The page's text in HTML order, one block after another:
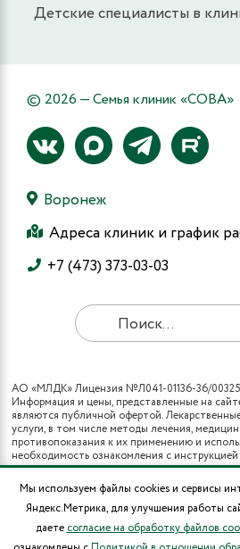
Детские специалисты в
© 2026 — Семья клиник «СОВА»
Воронеж
Адреса клиник и график
+7 (473) 373-03-03
АО «МЛДК» Лицензия №Л041-01136-36/
Информация и цены, представленные на
являются публичной офертой.
услуги, в том числе методы лечения,
противопоказания к их применению и
необходимость ознакомления с
получения консультации специалистов.
Все виды медицинских услуг вы также
программы государственных гарантий
медицинской помощи и территориальных
гарантий бесплатного оказания
наличии полиса ОМС в муниципальных
Мы используем файлы cookies и сервисы
Яндекс.Метрика, для улучшения работы
даете согласие на обработку файлов